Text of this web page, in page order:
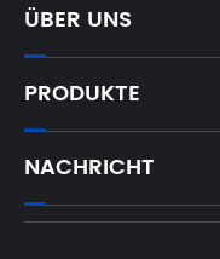
ÜBER UNS
PRODUKTE
NACHRICHT